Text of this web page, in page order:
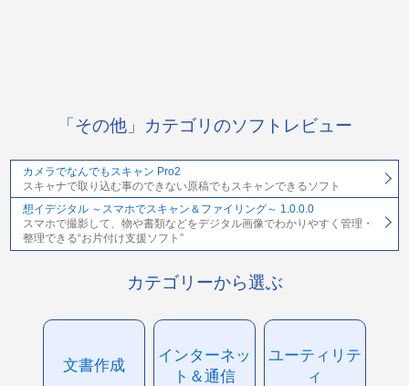
「その他」カテゴリのソフトレビュー
カメラでなんでもスキャン Pro2
スキャナで取り込む事のできない原稿でもスキャンできるソフト
想イデジタル ～スマホでスキャン＆ファイリング～ 1.0.0.0
スマホで撮影して、物や書類などをデジタル画像でわかりやすく管理・
整理できる“お片付け支援ソフト”
カテゴリーから選ぶ
文書作成
インターネッ
ト＆通信
ユーティリテ
ィ